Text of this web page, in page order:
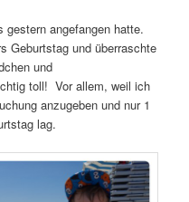
angefangen hatte.
Geburtstag und überraschte
und
toll! Vor allem, weil ich
anzugeben und nur 1
lag.